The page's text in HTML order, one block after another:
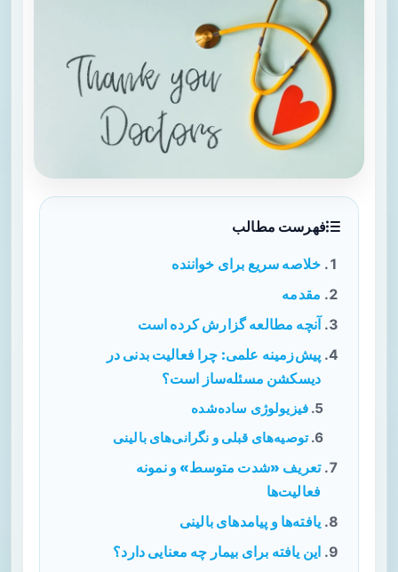
فهرست مطالب
خلاصه سریع برای خواننده
مقدمه
آنچه مطالعه گزارش کرده است
پیش‌زمینه علمی: چرا فعالیت بدنی در
دیسکشن مسئله‌ساز است؟
فیزیولوژی ساده‌شده
توصیه‌های قبلی و نگرانی‌های بالینی
تعریف «شدت متوسط» و نمونه
فعالیت‌ها
یافته‌ها و پیامدهای بالینی
این یافته برای بیمار چه معنایی دارد؟